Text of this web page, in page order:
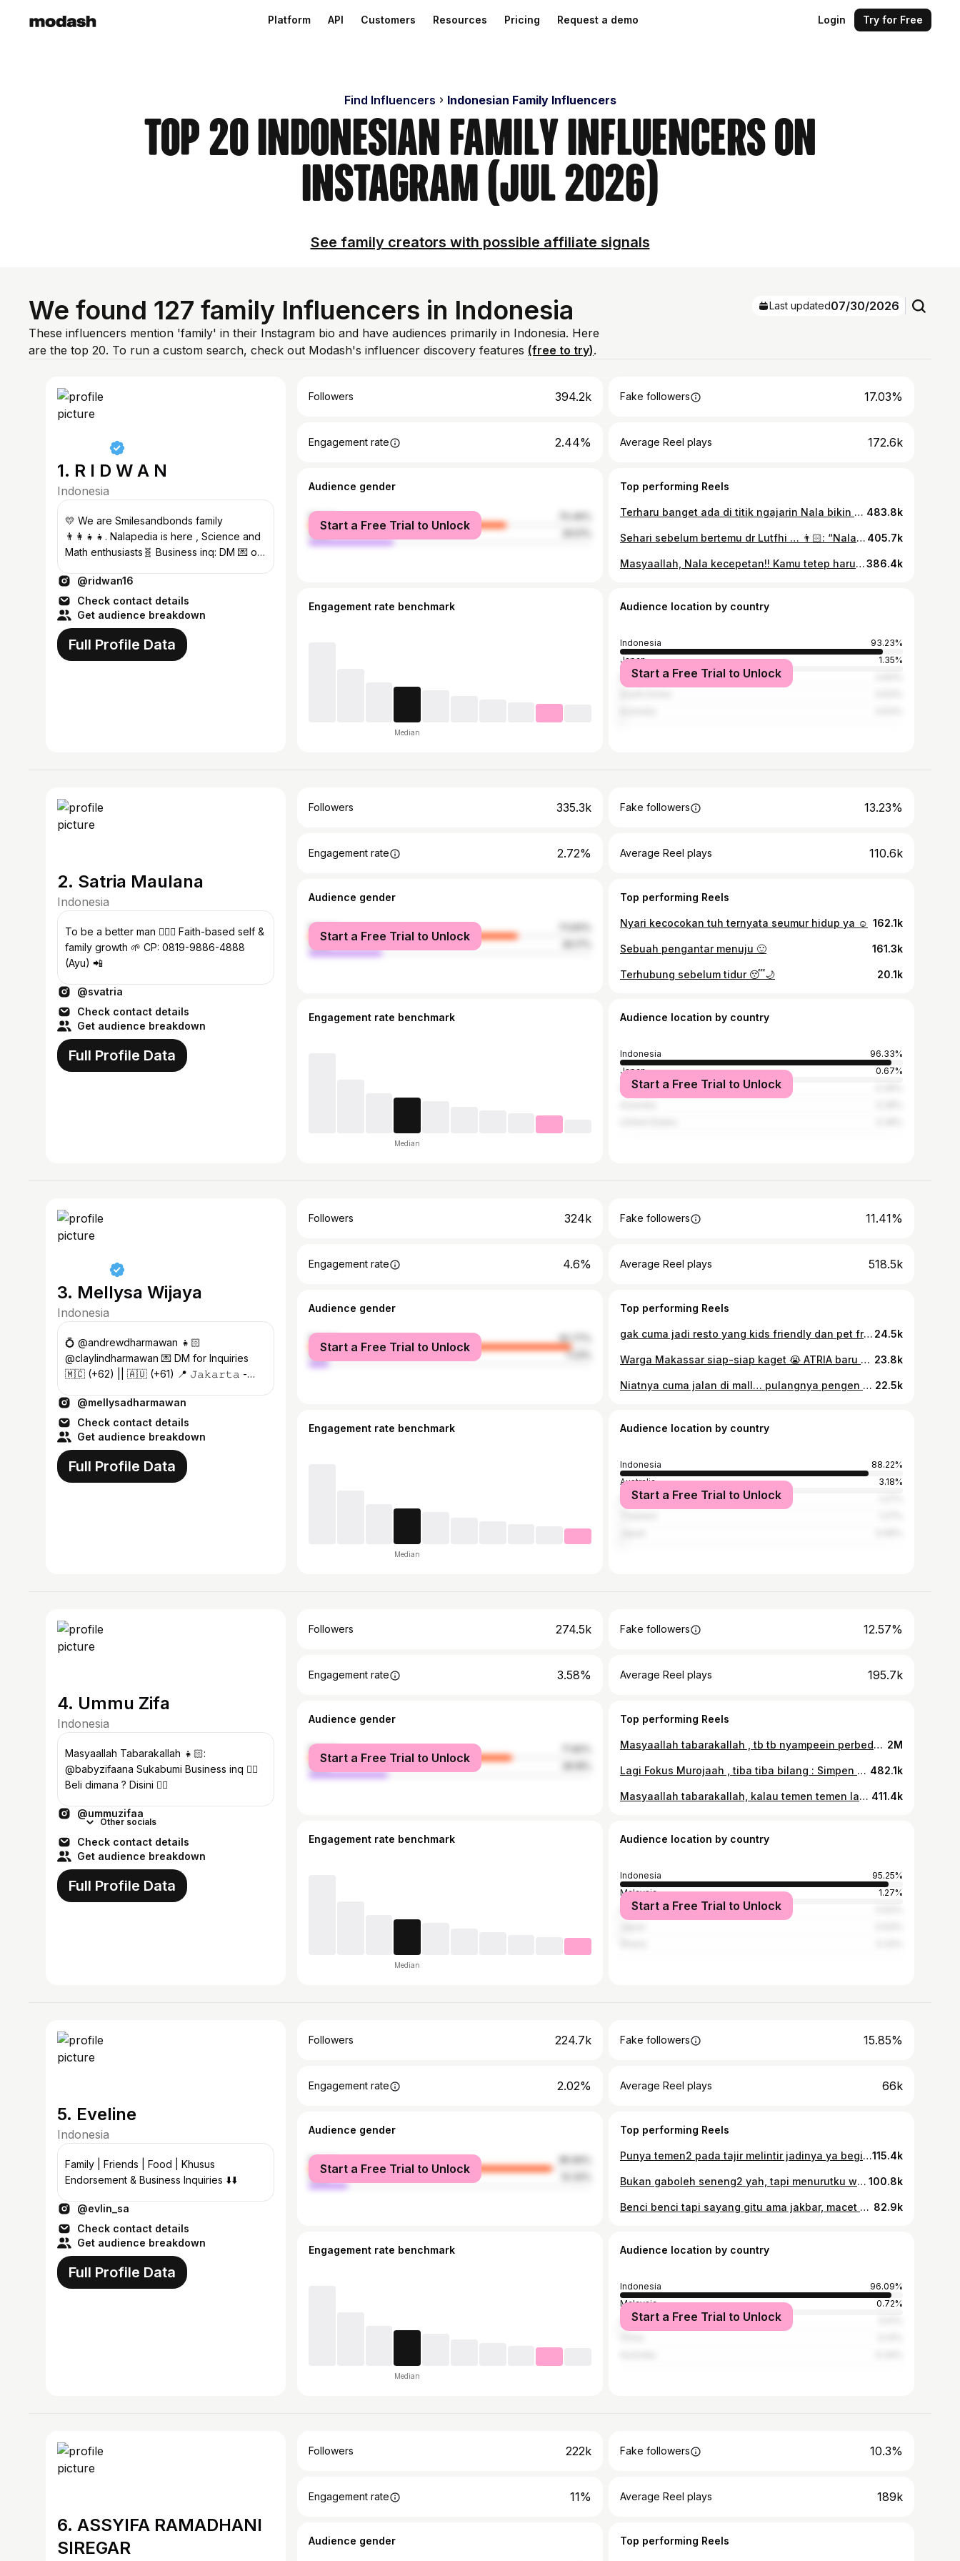
Platform API Customers Resources Pricing Request a demo Login Try for Free
Find Influencers Indonesian Family Influencers
Top 20 Indonesian Family Influencers on
Instagram (Jul 2026)
See family creators with possible affiliate signals
We found 127 family Influencers in Indonesia
These influencers mention 'family' in their Instagram bio and have audiences primarily in Indonesia. Here
are the top 20. To run a custom search, check out Modash's influencer discovery features (free to try).
Last updated07/30/2026
1. R I D W A N
Indonesia
💛 We are Smilesandbonds family
👨‍👩‍👧‍👧. Nalapedia is here , Science and
Math enthusiasts🧬 Business inq: DM 💌 or
@ridwan16
Check contact details
Get audience breakdown
Full Profile Data
Followers 394.2k Fake followers 17.03%
Engagement rate 2.44% Average Reel plays 172.6k
Audience gender
female
male
Start a Free Trial to Unlock
Top performing Reels
Terharu banget ada di titik ngajarin Nala bikin email buat dokter-dokter indonesia 🥹 Doain ya aunty uncle semoga emailnya diterima dan dibalas 🙏 483.8k
Sehari sebelum bertemu dr Lutfhi … 👨🏻: “Nala, besok ketemu dokter ortopedi senior loh, jangan lari-lari di ruangan kerja dokternya ya!” 👧🏻: “Engga kok, malah besok mau tanya-tanya yang simpel aja” Ternyata dia malah interview, tegang banget takut tanya yang aneh-aneh 😰😰 405.7k
Masyaallah, Nala kecepetan!! Kamu tetep harus ikut SNBP 15 tahun lagi yaaa, tetep harus belajar dan ikutin semua prosesnya. Kaka-kaka yang Nala sayangi, Semangat dan selamat yaa yang sudah menerima hasilnya.. Kata Ayah dan Ibu, setiap orang punya waktunya masing-masing. Ada yang dipercepat, ada yang sedang dipersiapkan. Kalau hari ini belum sesuai harapan, gapapa ya kak… Yang kakak kejar tidak akan tertukar kok. Selama kakak terus berjalan, kakak tetap sedang menuju ke sana. 🤍386.4k
Engagement rate benchmark
Median
Audience location by country
Indonesia
93.23%
Japan
1.35%
Brazil
Start a Free Trial to Unlock
2. Satria Maulana
Indonesia
To be a better man 🧔🏻‍♂️ Faith-based self &
family growth 🌱 CP: 0819-9886-4888
(Ayu) 📲
@svatria
Check contact details
Get audience breakdown
Full Profile Data
Followers 335.3k Fake followers 13.23%
Engagement rate 2.72% Average Reel plays 110.6k
Audience gender
female
male
Start a Free Trial to Unlock
Top performing Reels
Nyari kecocokan tuh ternyata seumur hidup ya ☺️ 162.1k
Sebuah pengantar menuju 🙂 161.3k
Terhubung sebelum tidur 😴🌙 20.1k
Engagement rate benchmark
Median
Audience location by country
Indonesia
96.33%
Japan
0.67%
Malaysia
Start a Free Trial to Unlock
3. Mellysa Wijaya
Indonesia
💍 @andrewdharmawan 👧🏻
@claylindharmawan 💌 DM for Inquiries
🇲🇨 (+62) || 🇦🇺 (+61) 📍 𝙹𝚊𝚔𝚊𝚛𝚝𝚊 -
@mellysadharmawan
Check contact details
Get audience breakdown
Full Profile Data
Followers 324k Fake followers 11.41%
Engagement rate 4.6% Average Reel plays 518.5k
Audience gender
female
92.77%
male
7.23%
Start a Free Trial to Unlock
Top performing Reels
gak cuma jadi resto yang kids friendly dan pet friendly aja tapi Chanba juga jadi tempat nongki favorite bareng bestie loh 😍 selain menunya yang enak, promonya banyak, juga bisa buat acara private kalian sebentar lagi imlek nih, buruan book room di @chanba.jkt untuk kumpul bareng keluarga dan bestie kalian ya 😍😘 24.5k
Warga Makassar siap-siap kaget 😭 ATRIA baru buka di TSM Makassar dan promonya beneran ga masuk akal! Grand Opening 11–15 Maret cuma 5 hari! Harga termurah + banyak hot deals 🔥 📍 ATRIA – Trans Studio Mall Makassar Lantai LGM #makassar #tsmmakassar #atriamakassar #grandopening #fypindonesia 23.8k
Niatnya cuma jalan di mall… pulangnya pengen borong semua 😭 Grand Opening ATRIA TSM Makassar Promo harga termurah cuma sampai 15 Maret aja! 🔥 @atria_furnishings 22.5k
Engagement rate benchmark
Median
Audience location by country
Indonesia
88.22%
Australia
3.18%
Malaysia
Start a Free Trial to Unlock
4. Ummu Zifa
Indonesia
Masyaallah Tabarakallah 👧🏻:
@babyzifaana Sukabumi Business inq 👇🏻
Beli dimana ? Disini 👇🏻
@ummuzifaa
Other socials
Check contact details
Get audience breakdown
Full Profile Data
Followers 274.5k Fake followers 12.57%
Engagement rate 3.58% Average Reel plays 195.7k
Audience gender
female
male
Start a Free Trial to Unlock
Top performing Reels
Masyaallah tabarakallah , tb tb nyampeein perbedaan ayat dari Annaziat sama Abasa seseneng ituuu Ummu sama Abu .. Hehehe 🥺🫶🏻✨🙌🏻 .. #masyaallahtabarakallah #hafalan #ngaji #fyp 2M
Lagi Fokus Murojaah , tiba tiba bilang : Simpen buat kenang kenangan Zifa ☺️ #masyaallahtabarakallah #anak #hafalan #ngaji 482.1k
Masyaallah tabarakallah, kalau temen temen lagi ada di fase ini tetep semangat yaa 💕 insyaallah Allah lagi kasih kesempatan dapat double pahala , pahala saat dulu menghafal, dan pahala lagi saat kita berjuang mengulangnya .. dan hari ini , Zifa murojaah nya di temenin sama Jenna dress set hijab @casila_baby 💕 411.4k
Engagement rate benchmark
Median
Audience location by country
Indonesia
95.25%
Malaysia
1.27%
IndiaStart a Free Trial to Unlock
5. Eveline
Indonesia
Family | Friends | Food | Khusus
Endorsement & Business Inquiries ⬇️⬇️
@evlin_sa
Check contact details
Get audience breakdown
Full Profile Data
Followers 224.7k Fake followers 15.85%
Engagement rate 2.02% Average Reel plays 66k
Audience gender
female
male
Start a Free Trial to Unlock
Top performing Reels
Punya temen2 pada tajir melintir jadinya ya begini deh 😭🙏 #videoreels #instareels #reelstagram #reels #instareels #igreels115.4k
Bukan gaboleh seneng2 yah, tapi menurutku wajib bedain kebutuhan sama keinginan apalagi GENGSI yang ga penting2 amat 🙏🙏🙏 #igreels #storytime #videoreels #reelstagram #reels 100.8k
Benci benci tapi sayang gitu ama jakbar, macet banjir keknya uda langganan tapi bakmienya masih top markotop sih! Banyak yang pada pindahan ke bsd tapi ga nahan macet disini 😭😭 #storytime #instareel #videoreels #jakarta 82.9k
Engagement rate benchmark
Median
Audience location by country
Indonesia
96.09%
Malaysia
0.72%
United States
Start a Free Trial to Unlock
6. ASSYIFA RAMADHANI
SIREGAR
Followers 222k Fake followers 10.3%
Engagement rate 11% Average Reel plays 189k
Audience gender Top performing Reels